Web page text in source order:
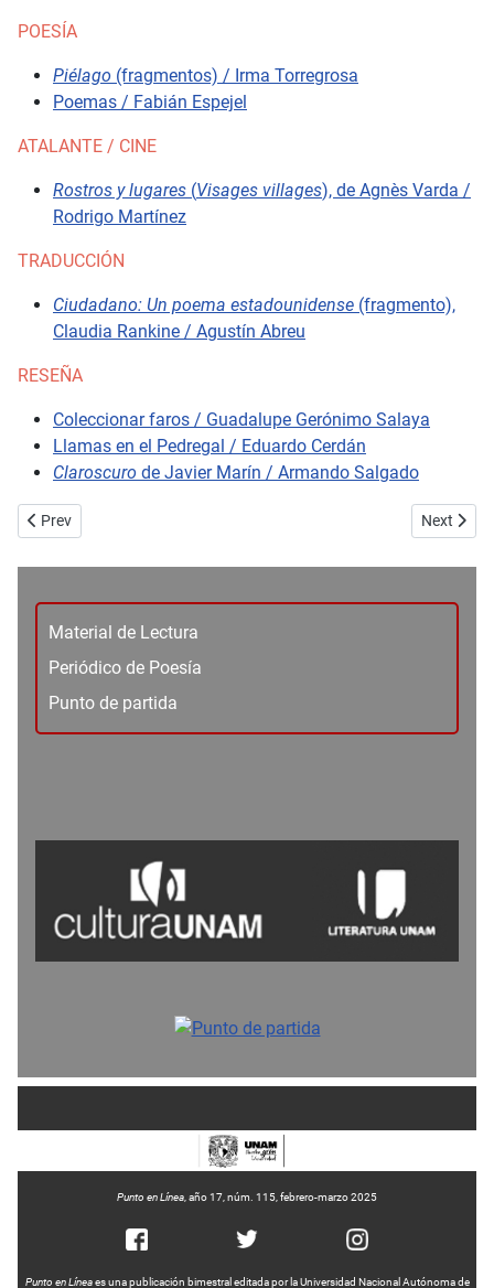
Material de Lectura
Periódico de Poesía
Punto de partida
POESÍA
Piélago (fragmentos) / Irma Torregrosa
Poemas / Fabián Espejel
ATALANTE / CINE
Rostros y lugares (Visages villages), de Agnès Varda /
Rodrigo Martínez
TRADUCCIÓN
Ciudadano: Un poema estadounidense (fragmento),
Claudia Rankine / Agustín Abreu
RESEÑA
Coleccionar faros / Guadalupe Gerónimo Salaya
Llamas en el Pedregal / Eduardo Cerdán
Claroscuro de Javier Marín / Armando Salgado
Previous article: No. 73 - Ensayo - Viento aparente - César García
Prev Next
Next
Punto en Línea , año 17, núm. 115, febrero-marzo 2025
Punto en Líneaes una publicación bimestral editada por la Universidad Nacional Autónoma de